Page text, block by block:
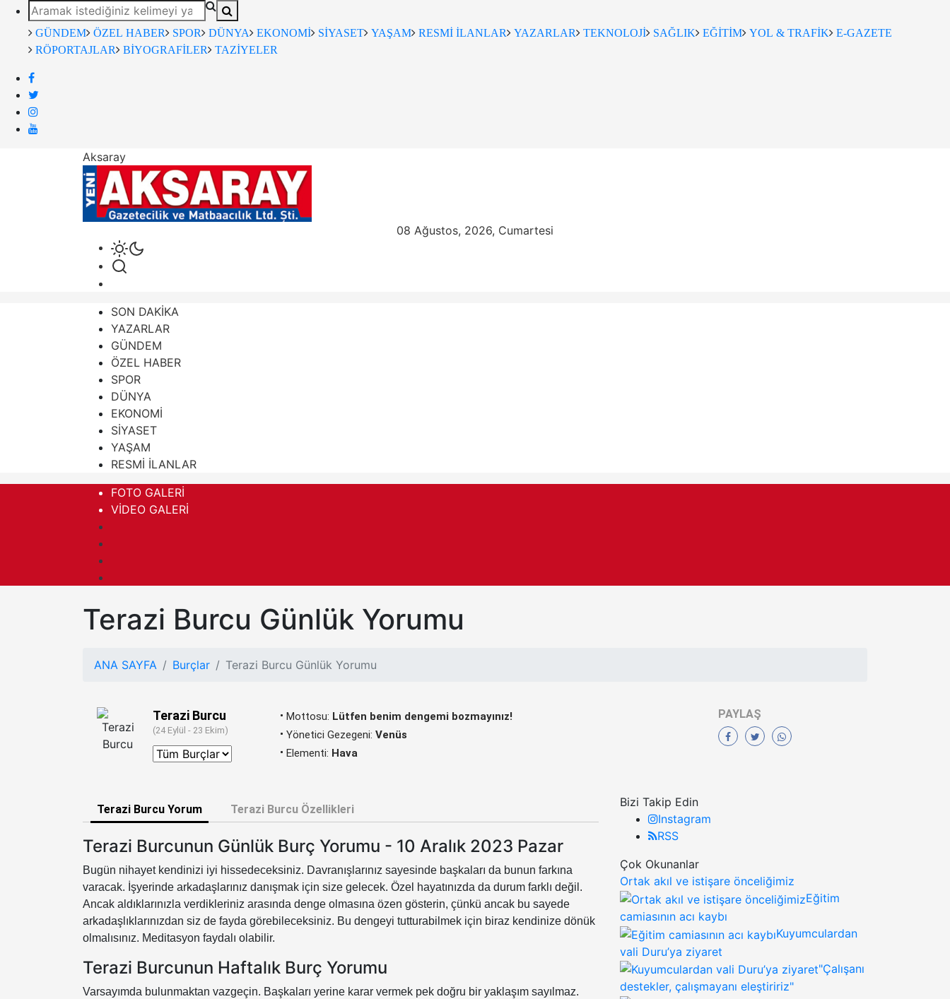
GÜNDEM ÖZEL HABER SPOR DÜNYA EKONOMİ SİYASET YAŞAM RESMİ İLANLAR YAZARLAR TEKNOLOJİ SAĞLIK EĞİTİM YOL & TRAFİK
E-GAZETE
RÖPORTAJLAR
BİYOGRAFİLER TAZİYELER
Aksaray
08 Ağustos, 2026, Cumartesi
SON DAKİKA
YAZARLAR
GÜNDEM
ÖZEL HABER
SPOR
DÜNYA
EKONOMİ
SİYASET
YAŞAM
RESMİ İLANLAR
FOTO GALERİ
VİDEO GALERİ
Terazi Burcu Günlük Yorumu
ANA SAYFA Burçlar Terazi Burcu Günlük Yorumu
Terazi Burcu
(24 Eylül - 23 Ekim)
Mottosu: Lütfen benim dengemi bozmayınız!
Yönetici Gezegeni: Venüs
Elementi: Hava
PAYLAŞ
Terazi Burcu Yorum Terazi Burcu Özellikleri
Terazi Burcunun Günlük Burç Yorumu - 10 Aralık 2023 Pazar
Bugün nihayet kendinizi iyi hissedeceksiniz. Davranışlarınız sayesinde başkaları da bunun farkına
varacak. İşyerinde arkadaşlarınız danışmak için size gelecek. Özel hayatınızda da durum farklı değil.
Ancak aldıklarınızla verdikleriniz arasında denge olmasına özen gösterin, çünkü ancak bu sayede
arkadaşlıklarınızdan siz de fayda görebileceksiniz. Bu dengeyi tutturabilmek için biraz kendinize dönük
olmalısınız. Meditasyon faydalı olabilir.
Terazi Burcunun Haftalık Burç Yorumu
Varsayımda bulunmaktan vazgeçin. Başkaları yerine karar vermek pek doğru bir yaklaşım sayılmaz.
Bizi Takip Edin
Instagram
RSS
Çok Okunanlar
Ortak akıl ve istişare önceliğimiz
Eğitim
camiasının acı kaybı
Kuyumculardan
vali Duru’ya ziyaret
"Çalışanı
destekler, çalışmayanı eleştiririz"